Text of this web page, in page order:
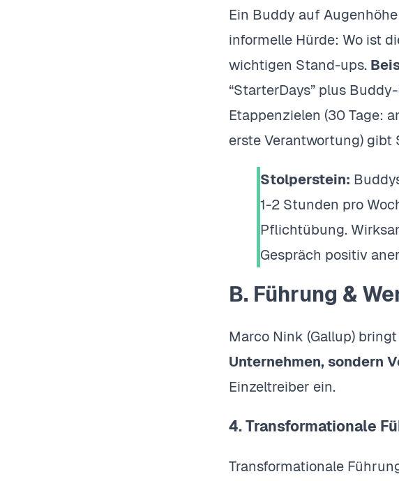
Ein Buddy auf
informelle Hürde: Wo ist
wichtigen Stand-ups.
“StarterDays” plus
Etappenzielen (30 Tage:
erste Verantwortung)
Stolperstein:
1-2 Stunden pro
Pflichtübung.
Gespräch positiv
B. Führung &
Marco Nink (Gallup)
Unternehmen, sondern
Einzeltreiber ein.
4. Transformationale
Transformationale